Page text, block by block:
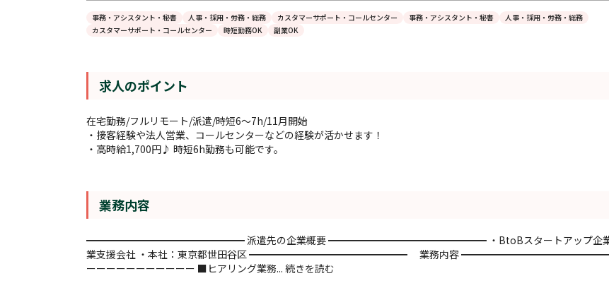
事務・アシスタント・秘書 人事・採用・労務・総務 カスタマーサポート・コールセンター 事務・アシスタント・秘書
人事・採用・労務・総務
カスタマーサポート・コールセンター
時短勤務OK 副業OK
求人のポイント
在宅勤務/フルリモート/派遣/時短6～7h/11月開始
・接客経験や法人営業、コールセンターなどの経験が活かせます！
・高時給1,700円♪ 時短6h勤務も可能です。
業務内容
━━━━━━━━━━━━━━━━ 派遣先の企業概要 ━━━━━━━━━━━━━━━━ ・BtoBスタートアップ企業
業支援会社 ・本社：東京都世田谷区 ━━━━━━━━━━━━━━━━ 業務内容 ━━━━━━━━━━━━━━━━
ーーーーーーーーーーー ■ヒアリング業務... 続きを読む